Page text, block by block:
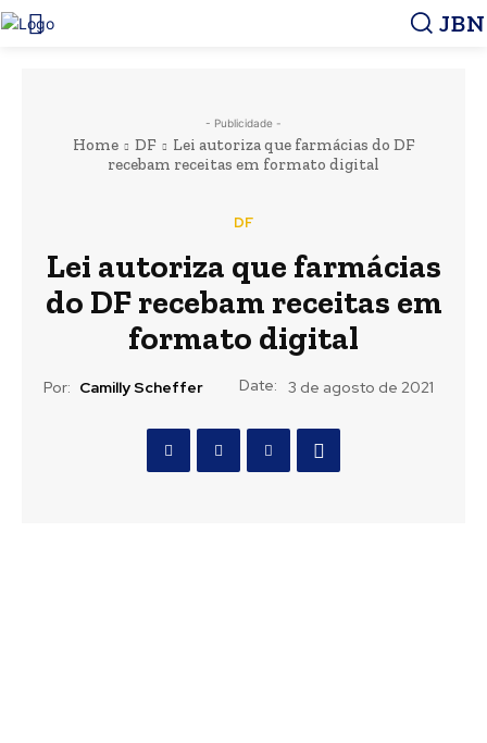
JBN
- Publicidade -
Home DF
Lei autoriza que farmácias do DF
recebam receitas em formato digital
DF
Lei autoriza que farmácias
do DF recebam receitas em
formato digital
Por: Camilly Scheffer Date: 3 de agosto de 2021